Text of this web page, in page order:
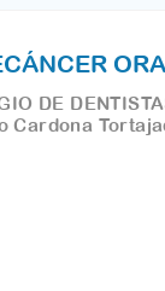
DE
Cardona